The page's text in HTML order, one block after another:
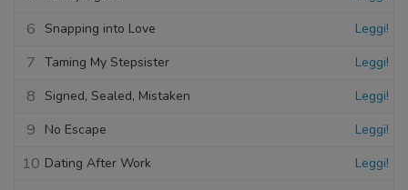
6 Snapping into Love Leggi!
7 Taming My Stepsister Leggi!
8 Signed, Sealed, Mistaken Leggi!
9 No Escape Leggi!
10 Dating After Work Leggi!